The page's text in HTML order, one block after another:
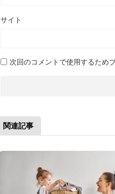
サイト
次回のコメントで使用するため
関連記事